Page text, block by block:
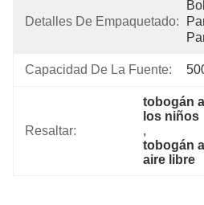
Detalles De Empaquetado:
Capacidad De La Fuente:
Resaltar:
tobogán
los niños
,
tobogán
aire libre